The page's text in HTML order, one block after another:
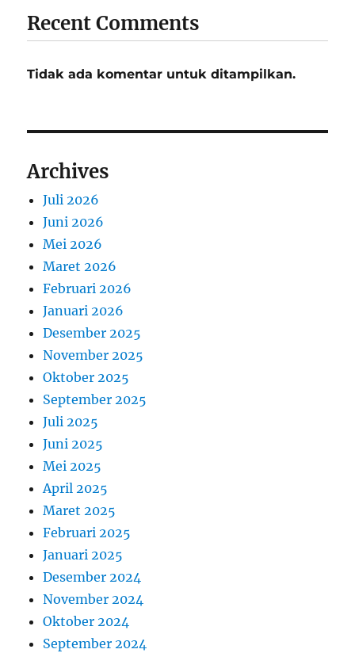
Recent Comments
Tidak ada komentar untuk ditampilkan.
Archives
Juli 2026
Juni 2026
Mei 2026
Maret 2026
Februari 2026
Januari 2026
Desember 2025
November 2025
Oktober 2025
September 2025
Juli 2025
Juni 2025
Mei 2025
April 2025
Maret 2025
Februari 2025
Januari 2025
Desember 2024
November 2024
Oktober 2024
September 2024